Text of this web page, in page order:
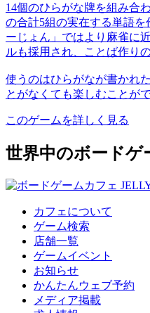
14個のひらがな牌を組み合
の合計5組の実在する単語
ーじょん」ではより麻雀に
ルも採用され、ことば作り
使うのはひらがなが書かれ
とがなくても楽しむことが
このゲームを詳しく見る
世界中のボードゲ
カフェについて
ゲーム検索
店舗一覧
ゲームイベント
お知らせ
かんたんウェブ予約
メディア掲載